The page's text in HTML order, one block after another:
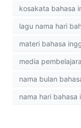
kosakata bahasa
lagu nama hari
materi bahasa
media
nama bulan
nama hari bahasa